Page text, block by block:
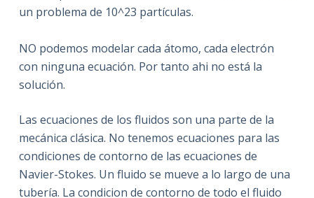
un problema de 10^23 partículas.
NO podemos modelar cada átomo, cada electrón
con ninguna ecuación. Por tanto ahi no está la
solución.
Las ecuaciones de los fluidos son una parte de la
mecánica clásica. No tenemos ecuaciones para las
condiciones de contorno de las ecuaciones de
Navier-Stokes. Un fluido se mueve a lo largo de una
tubería. La condicion de contorno de todo el fluido